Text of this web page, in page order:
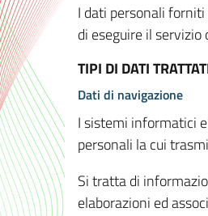
I dati personali
di eseguire il
TIPI DI DATI
Dati di navigazione
I sistemi informatici
personali la cui
Si tratta di
elaborazioni ed